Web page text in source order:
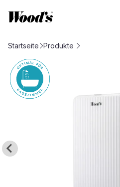
Startseite Produkte